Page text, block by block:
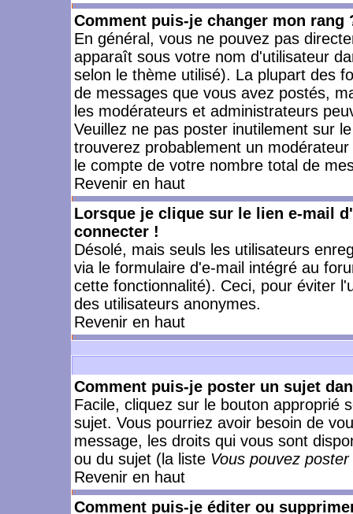
Comment puis-je changer mon rang
En général, vous ne pouvez pas
apparaît sous votre nom d'utilisateur
selon le thème utilisé). La plupart des
de messages que vous avez postés,
les modérateurs et administrateurs
Veuillez ne pas poster inutilement sur
trouverez probablement un
le compte de votre nombre total de
Revenir en haut
Lorsque je clique sur le lien e-mail
connecter !
Désolé, mais seuls les utilisateurs
via le formulaire d'e-mail intégré au
cette fonctionnalité). Ceci, pour éviter
des utilisateurs anonymes.
Revenir en haut
Comment puis-je poster un sujet
Facile, cliquez sur le bouton approprié
sujet. Vous pourriez avoir besoin de
message, les droits qui vous sont
ou du sujet (la liste Vous pouvez
Revenir en haut
Comment puis-je éditer ou